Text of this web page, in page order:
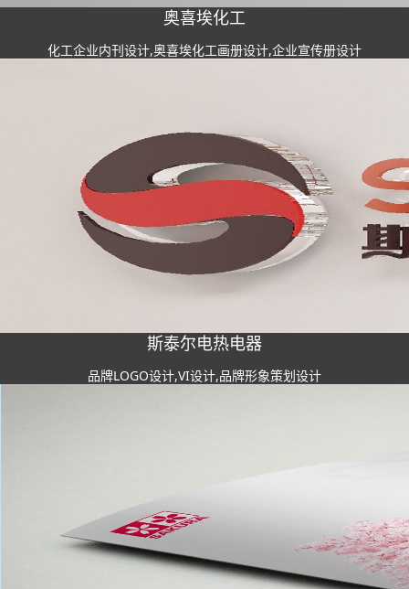
奥喜埃化工
化工企业内刊设计,奥喜埃化工画册设计,企业宣传册设计
斯泰尔电热电器
品牌LOGO设计,VI设计,品牌形象策划设计